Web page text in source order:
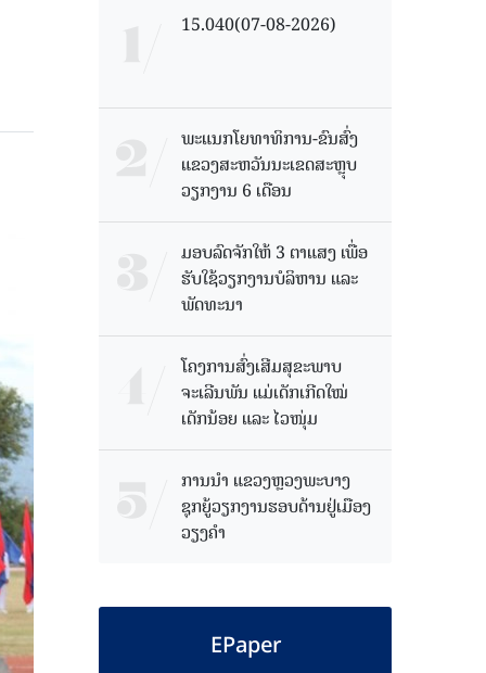
15.040(07-08-2026)
ພະແນກໂຍທາທິການ-ຂົນສົ່ງ
ແຂວງສະຫວັນນະເຂດສະຫຼຸບ
ວຽກງານ 6 ເດືອນ
ມອບລົດຈັກໃຫ້ 3 ຕາແສງ ເພື່ອ
ຮັບໃຊ້ວຽກງານບໍລິຫານ ແລະ
ພັດທະນາ
ໂຄງການສົ່ງເສີມສຸຂະພາບ
ຈະເລີນພັນ ແມ່ເດັກເກີດໃໝ່
ເດັກນ້ອຍ ແລະ ໄວໜຸ່ມ
ການນຳ ແຂວງຫຼວງພະບາງ
ຊຸກຍູ້ວຽກງານຮອບດ້ານຢູ່ເມືອງ
ວຽງຄໍາ
EPaper